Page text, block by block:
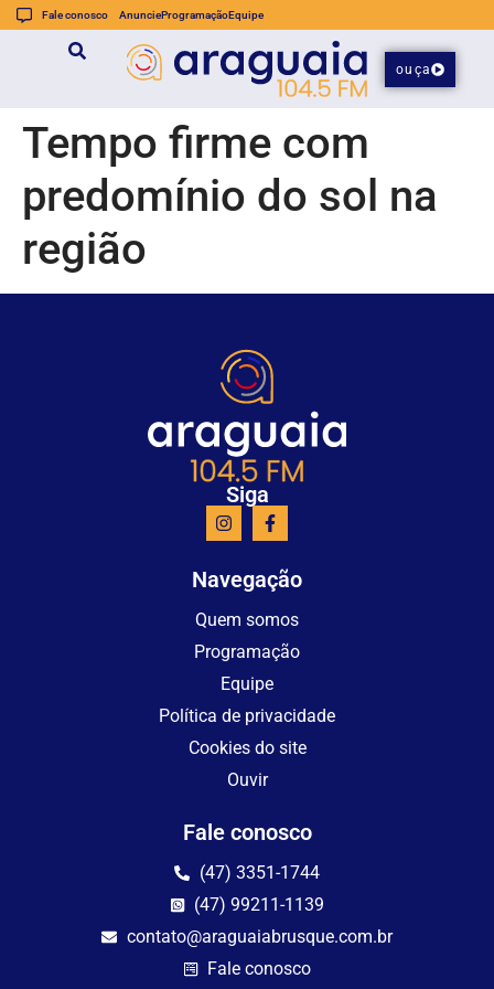
Fale conosco AnuncieProgramaçãoEquipe
ouça
Tempo firme com
predomínio do sol na
região
Siga
Navegação
Quem somos
Programação
Equipe
Política de privacidade
Cookies do site
Ouvir
Fale conosco
(47) 3351-1744
(47) 99211-1139
contato@araguaiabrusque.com.br
Fale conosco